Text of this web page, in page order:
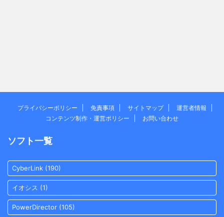
プライバシーポリシー 免責事項 サイトマップ
運営者情報
コンテンツ制作・運営ポリシー
お問い合わせ
ソフト一覧
CyberLink (190)
イオシス (1)
PowerDirector (105)